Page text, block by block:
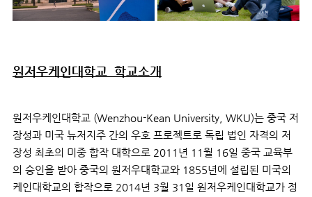
원저우케인대학교 학교소개
원저우케인대학교 (Wenzhou-Kean University, WKU)는 중국 저
장성과 미국 뉴저지주 간의 우호 프로젝트로 독립 법인 자격의 저
장성 최초의 미중 합작 대학으로 2011년 11월 16일 중국 교육부
의 승인을 받아 중국의 원저우대학교와 1855년에 설립된 미국의
케인대학교의 합작으로 2014년 3월 31일 원저우케인대학교가 정